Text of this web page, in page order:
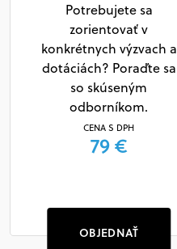
Potrebujete sa
zorientovať v
konkrétnych výzvach a
dotáciách? Poraďte sa
so skúseným
odborníkom.
CENA S DPH
79 €
OBJEDNAŤ